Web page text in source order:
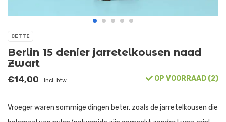
CETTE
Berlin 15 denier jarretelkousen naad
Zwart
€14,00 Incl. btw OP VOORRAAD (2)
Vroeger waren sommige dingen beter, zoals de jarretelkousen die